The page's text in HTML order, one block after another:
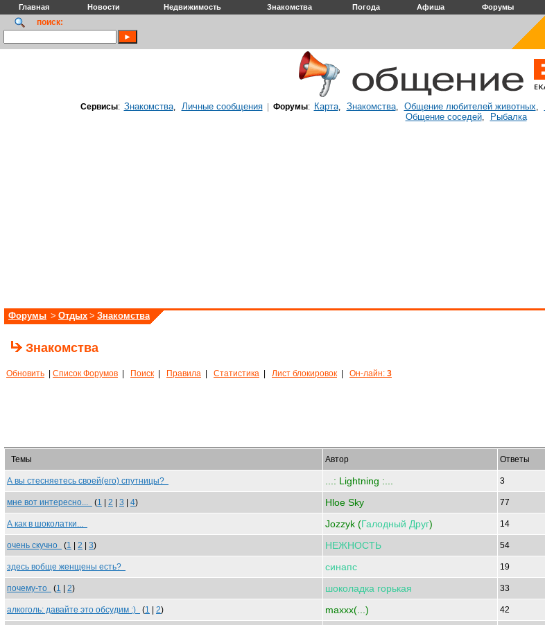
Главная Новости Недвижимость Знакомства Погода Афиша Форумы
поиск:
Сервисы: Знакомства, Личные сообщения| Форумы: Карта, Знакомства, Общение любителей животных,
Общение соседей, Рыбалка
Форумы > Отдых > Знакомства
Знакомства
Обновить Список Форумов Поиск Правила Статистика Лист блокировок Он-лайн: 3
Темы Автор Ответы
А вы стесняетесь своей(его) спутницы? ...: Lightning :... 3
мне вот интересно... (1 2 3 4) Hloe Sky 77
А как в шоколатки... Jozzyk (Галодный Друг) 14
очень скучно (1 2 3) НЕЖНОСТЬ 54
здесь вобще женщены есть? синапс 19
почему-то (1 2) шоколадка горькая 33
алкоголь: давайте это обсудим :) (1 2) maxxx(...) 42